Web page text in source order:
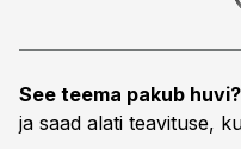
See teema pakub huvi?
ja saad alati teavituse,